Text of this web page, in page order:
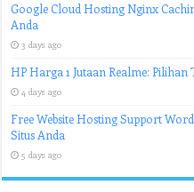
Google Cloud Hosting Nginx
Anda
3 days ago
HP Harga 1 Jutaan Realme:
4 days ago
Free Website Hosting Support
Situs Anda
5 days ago